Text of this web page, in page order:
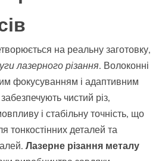
на реальну заготовку,
лазерного різання. Волоконні
фокусуванням і адаптивним
чистий різ,
і стабільну точність, що
тонкостінних деталей та
Лазерне різання металу